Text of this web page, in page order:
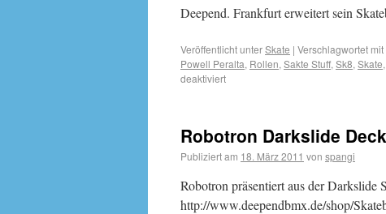
Deepend. Frankfurt erweitert sein
Veröffentlicht unterSkate | Verschlagwortet mit
Powell Peralta, Rollen, Sakte Stuff, Sk8, Skate,
deaktiviert
Robotron Darkslide
Publiziert am 18. März 2011 von spangi
Robotron präsentiert aus der Darkslide
http://www.deependbmx.de/shop/